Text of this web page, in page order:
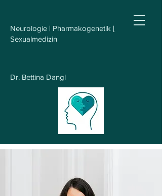
Neurologie | Pharmakogenetik |
Sexualmedizin
Dr. Bettina Dangl